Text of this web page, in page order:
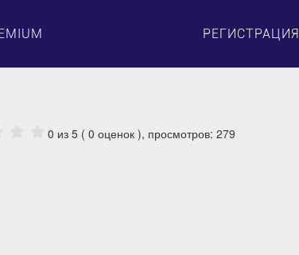
РЕГИСТРАЦИЯ
0 из 5 ( 0 оценок ), просмотров: 279